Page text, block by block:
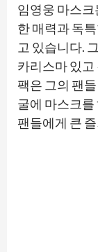
임영웅 마스크
한 매력과 독
고 있습니다.
카리스마 있
팩은 그의 팬
굴에 마스크
팬들에게 큰